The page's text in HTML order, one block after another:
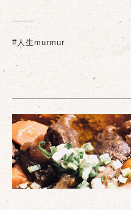
#人生murmur